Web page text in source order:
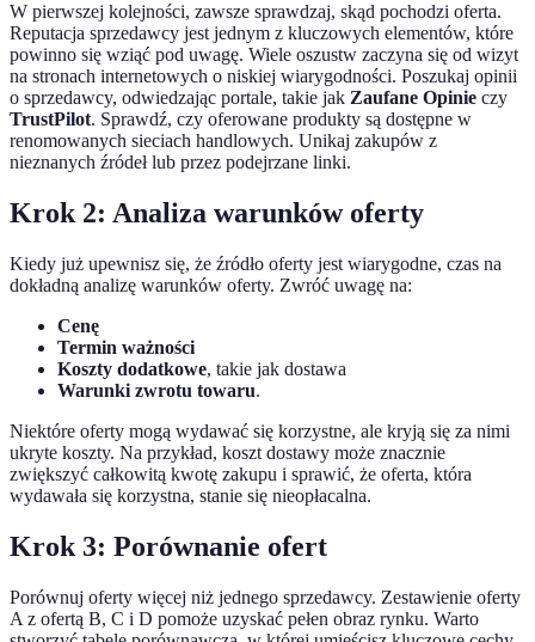
W pierwszej kolejności, zawsze sprawdzaj, skąd pochodzi oferta.
Reputacja sprzedawcy jest jednym z kluczowych elementów, które
powinno się wziąć pod uwagę. Wiele oszustw zaczyna się od wizyt
na stronach internetowych o niskiej wiarygodności. Poszukaj opinii
o sprzedawcy, odwiedzając portale, takie jak Zaufane Opinie czy
TrustPilot. Sprawdź, czy oferowane produkty są dostępne w
renomowanych sieciach handlowych. Unikaj zakupów z
nieznanych źródeł lub przez podejrzane linki.
Krok 2: Analiza warunków oferty
Kiedy już upewnisz się, że źródło oferty jest wiarygodne, czas na
dokładną analizę warunków oferty. Zwróć uwagę na:
Cenę
Termin ważności
Koszty dodatkowe, takie jak dostawa
Warunki zwrotu towaru.
Niektóre oferty mogą wydawać się korzystne, ale kryją się za nimi
ukryte koszty. Na przykład, koszt dostawy może znacznie
zwiększyć całkowitą kwotę zakupu i sprawić, że oferta, która
wydawała się korzystna, stanie się nieopłacalna.
Krok 3: Porównanie ofert
Porównuj oferty więcej niż jednego sprzedawcy. Zestawienie oferty
A z ofertą B, C i D pomoże uzyskać pełen obraz rynku. Warto